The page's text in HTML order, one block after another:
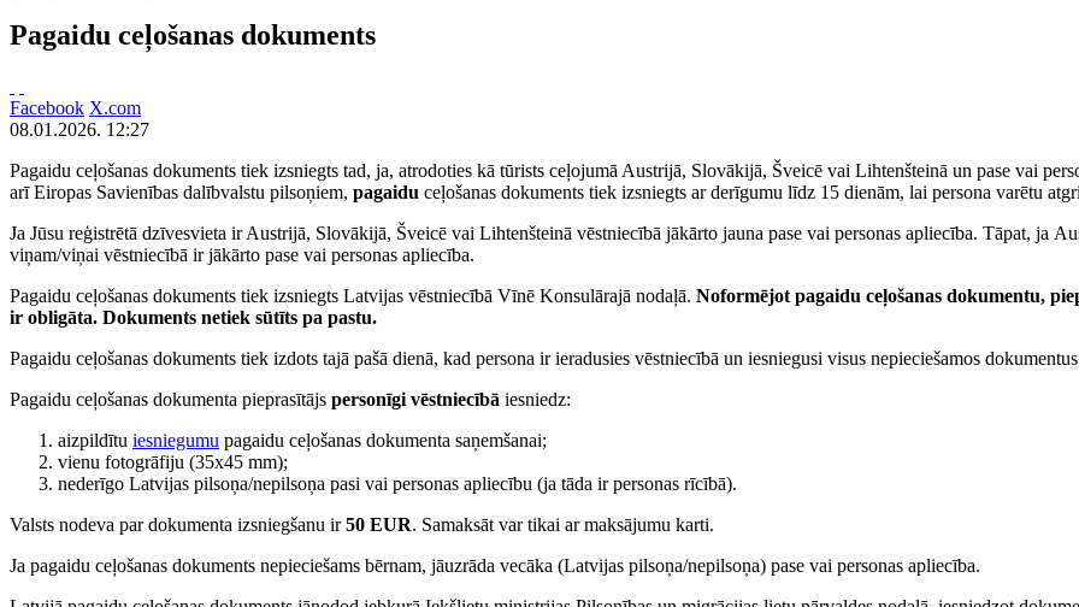
Pagaidu ceļošanas dokuments
Facebook X.com
08.01.2026. 12:27
Pagaidu ceļošanas dokuments tiek izsniegts tad, ja, atrodoties kā tūrists ceļojumā Austrijā, Slovākijā, Šveicē vai Lihtenšteinā un pase vai
arī Eiropas Savienības dalībvalstu pilsoņiem, pagaidu ceļošanas dokuments tiek izsniegts ar derīgumu līdz 15 dienām, lai persona varētu
Ja Jūsu reģistrētā dzīvesvieta ir Austrijā, Slovākijā, Šveicē vai Lihtenšteinā vēstniecībā jākārto jauna pase vai personas apliecība. Tāpat, ja
viņam/viņai vēstniecībā ir jākārto pase vai personas apliecība.
Pagaidu ceļošanas dokuments tiek izsniegts Latvijas vēstniecībā Vīnē Konsulārajā nodaļā. Noformējot pagaidu ceļošanas dokumentu,
ir obligāta. Dokuments netiek sūtīts pa pastu.
Pagaidu ceļošanas dokuments tiek izdots tajā pašā dienā, kad persona ir ieradusies vēstniecībā un iesniegusi visus nepieciešamos
Pagaidu ceļošanas dokumenta pieprasītājs personīgi vēstniecībā iesniedz:
aizpildītu iesniegumu pagaidu ceļošanas dokumenta saņemšanai;
vienu fotogrāfiju (35x45 mm);
nederīgo Latvijas pilsoņa/nepilsoņa pasi vai personas apliecību (ja tāda ir personas rīcībā).
Valsts nodeva par dokumenta izsniegšanu ir50 EUR. Samaksāt var tikai ar maksājumu karti.
Ja pagaidu ceļošanas dokuments nepieciešams bērnam, jāuzrāda vecāka (Latvijas pilsoņa/nepilsoņa) pase vai personas apliecība.